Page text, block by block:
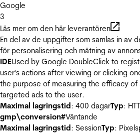
Google
3
Läs mer om den här leverantören
En del av de uppgifter som samlas in av
för personalisering och mätning av
IDEUsed by Google DoubleClick to
user's actions after viewing or clicking
the purpose of measuring the efficacy
targeted ads to the user.
Maximal lagringstid: 400 dagarTyp:
gmp\conversion#Väntande
Maximal lagringstid: SessionTyp: